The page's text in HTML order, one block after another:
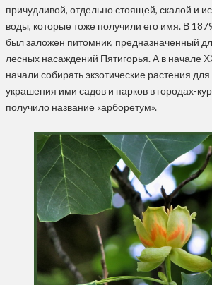
причудливой, отдельно стоящей, скалой и
воды, которые тоже получили его имя. В
был заложен питомник, предназначенный
лесных насаждений Пятигорья. А в начале
начали собирать экзотические растения
украшения ими садов и парков в городах-
получило название «арборетум».